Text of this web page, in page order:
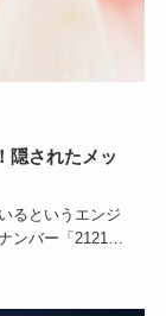
隠されたメッ
るというエンジ
ンバー「2121」